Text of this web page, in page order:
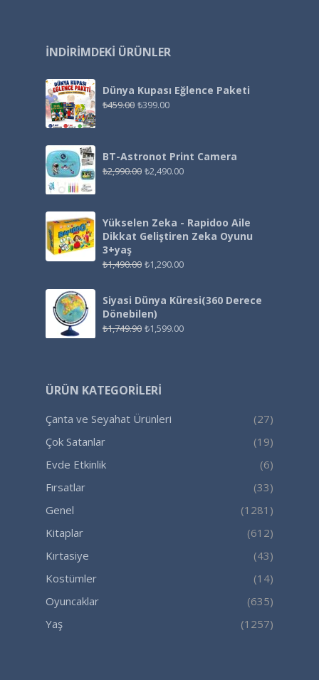
İNDIRIMDEKI ÜRÜNLER
Dünya Kupası Eğlence Paketi
₺459.00 ₺399.00
BT-Astronot Print Camera
₺2,990.00 ₺2,490.00
Yükselen Zeka - Rapidoo Aile
Dikkat Geliştiren Zeka Oyunu
3+yaş
₺1,490.00 ₺1,290.00
Siyasi Dünya Küresi(360 Derece
Dönebilen)
₺1,749.90 ₺1,599.00
ÜRÜN KATEGORILERI
Çanta ve Seyahat Ürünleri
(27)
Çok Satanlar
(19)
Evde Etkinlik
(6)
Fırsatlar
(33)
Genel
(1281)
Kitaplar
(612)
Kırtasiye
(43)
Kostümler
(14)
Oyuncaklar
(635)
Yaş
(1257)